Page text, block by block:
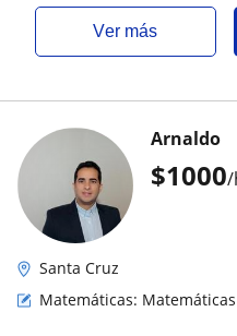
ver más
$1000/
Arnaldo
Santa Cruz
Matemáticas: